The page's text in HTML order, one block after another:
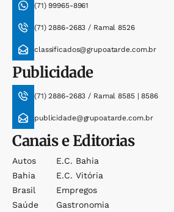
(71) 99965-8961
(71) 2886-2683 / Ramal 8526
classificados@grupoatarde.com.br
Publicidade
(71) 2886-2683 / Ramal 8585 | 8586
publicidade@grupoatarde.com.br
Canais e Editorias
Autos
Bahia
Brasil
Saúde
E.c. Bahia
E.c. Vitória
Empregos
Gastronomia